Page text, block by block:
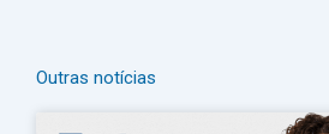
Outras notícias